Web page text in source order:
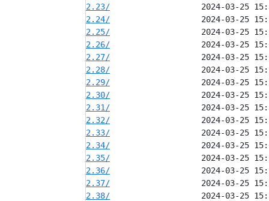
2.23/
2.24/
2.25/
2.26/
2.27/
2.28/
2.29/
2.30/
2.31/
2.32/
2.33/
2.34/
2.35/
2.36/
2.37/
2.38/